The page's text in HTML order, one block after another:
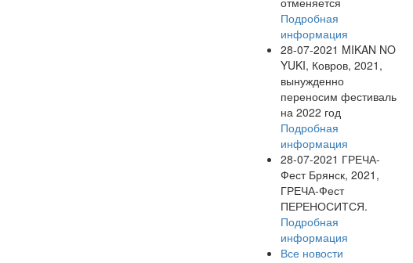
Подробная
информация
28-07-2021 MIKAN NO
YUKI, Ковров, 2021,
вынужденно
переносим фестиваль
на 2022 год
Подробная
информация
28-07-2021 ГРЕЧА-
Фест Брянск, 2021,
ГРЕЧА-Фест
ПЕРЕНОСИТСЯ.
Подробная
информация
Все новости